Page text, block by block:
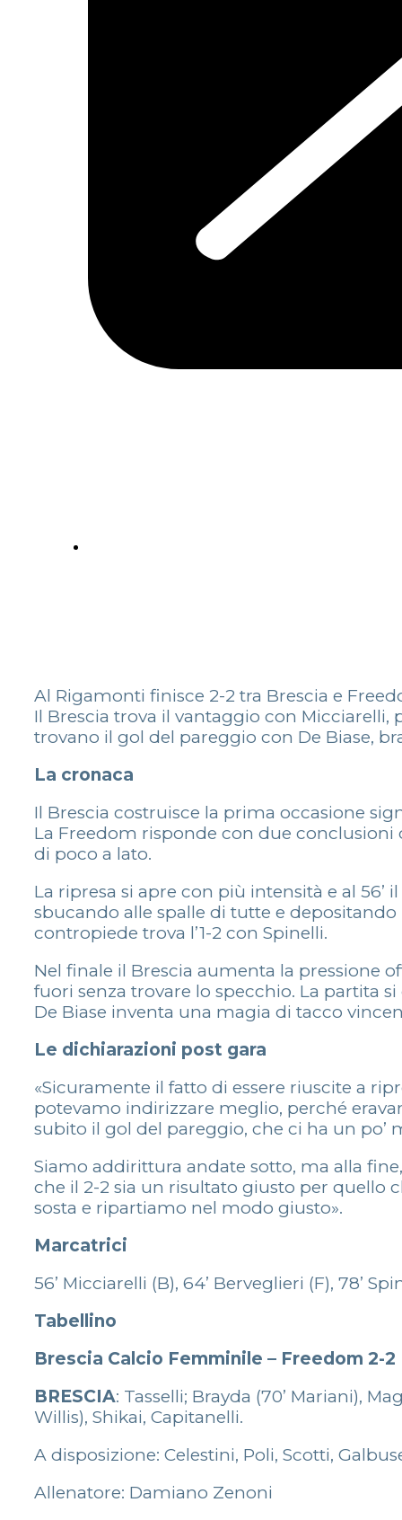
Al Rigamonti finisce 2-2 tra Brescia e
Il Brescia trova il vantaggio con Micciarelli,
trovano il gol del pareggio con De Biase,
La cronaca
Il Brescia costruisce la prima occasione
La Freedom risponde con due
di poco a lato.
La ripresa si apre con più intensità e al 56’
sbucando alle spalle di tutte e depositando
contropiede trova l’1-2 con Spinelli.
Nel finale il Brescia aumenta la pressione
fuori senza trovare lo specchio. La partita
De Biase inventa una magia di tacco
Le dichiarazioni post gara
«Sicuramente il fatto di essere riuscite a
potevamo indirizzare meglio, perché
subito il gol del pareggio, che ci ha un po’
Siamo addirittura andate sotto, ma alla
che il 2-2 sia un risultato giusto per quello
sosta e ripartiamo nel modo giusto».
Marcatrici
56’ Micciarelli (B), 64’ Berveglieri (F), 78’
Tabellino
Brescia Calcio Femminile – Freedom 2-2
BRESCIA: Tasselli; Brayda (70’ Mariani),
Willis), Shikai, Capitanelli.
A disposizione: Celestini, Poli, Scotti,
Allenatore: Damiano Zenoni